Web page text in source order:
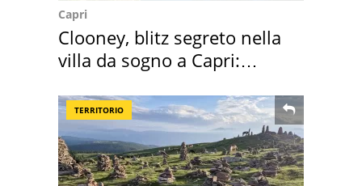
Capri
Clooney, blitz segreto nella
villa da sogno a Capri:
TERRITORIO